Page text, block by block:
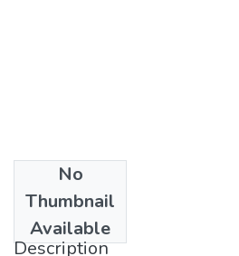
No
Thumbnail
Available
2011
Description